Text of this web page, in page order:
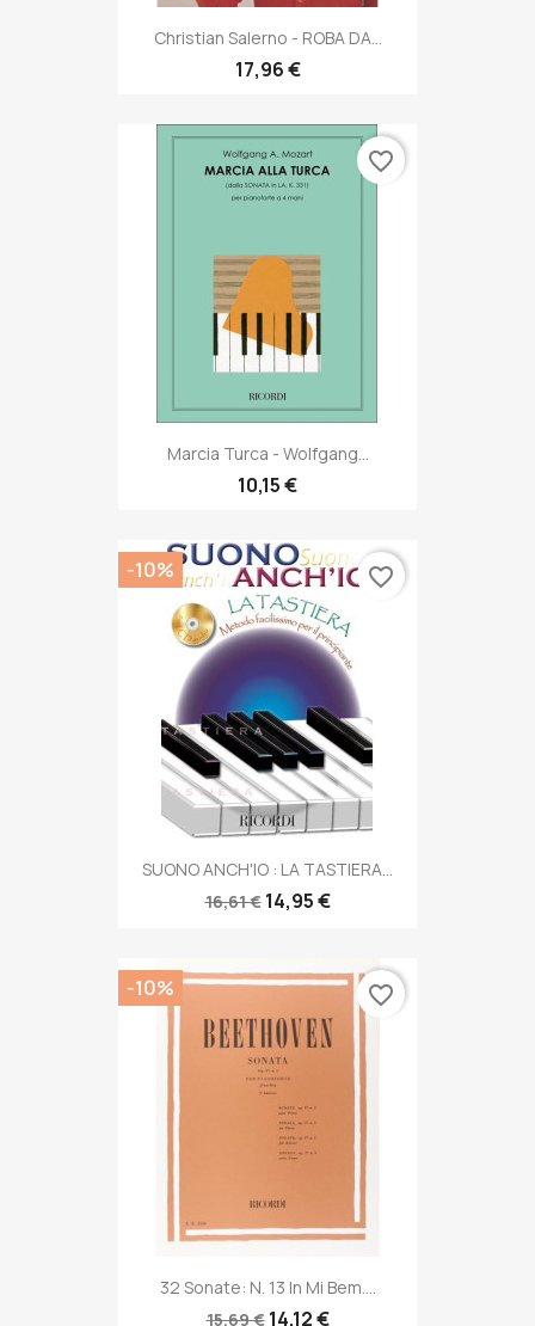
Christian Salerno - ROBA DA...
17,96 €
Marcia Turca - Wolfgang...
10,15 €
favorite_border
SUONO ANCH'IO : LA TASTIERA...
16,61 € 14,95 €
-10% favorite_border
32 Sonate: N. 13 In Mi Bem....
15,69 € 14,12 €
-10% favorite_border